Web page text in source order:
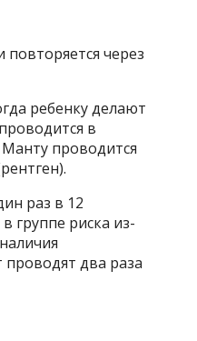
через
ребенку делают
в
проводится
раз в 12
группе риска из-
два раза